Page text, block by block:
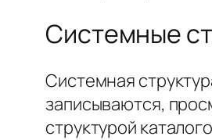
Системные
Системная
записываются,
структурой